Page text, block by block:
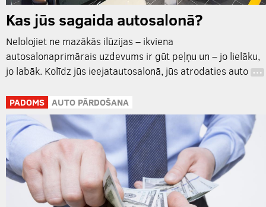
Kas jūs sagaida autosalonā?
Nelolojiet ne mazākās ilūzijas – ikviena
autosalonaprimārais uzdevums ir gūt peļņu un – jo lielāku,
jo labāk. Kolīdz jūs ieejatautosalonā, jūs atrodaties auto …
PADOMS AUTO PĀRDOŠANA